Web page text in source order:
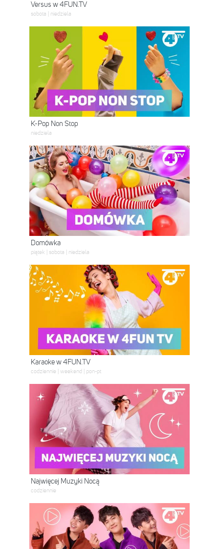
Versus w 4FUN.TV
sobota | niedziela
K-Pop Non Stop
niedziela
Domówka
piątek | sobota | niedziela
Karaoke w 4FUN.TV
codziennie | weekend | pon-pt
Najwięcej Muzyki Nocą
codziennie